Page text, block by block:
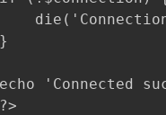
}
echo 'Connected
?>